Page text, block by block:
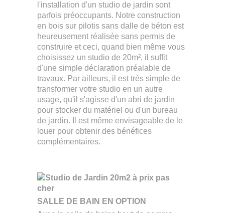
l'installation d'un studio de jardin sont
parfois préoccupants. Notre construction
en bois sur pilotis sans dalle de béton est
heureusement réalisée sans permis de
construire et ceci, quand bien même vous
choisissez un studio de 20m², il suffit
d'une simple déclaration préalable de
travaux. Par ailleurs, il est très simple de
transformer votre studio en un autre
usage, qu'il s'agisse d'un abri de jardin
pour stocker du matériel ou d'un bureau
de jardin. Il est même envisageable de le
louer pour obtenir des bénéfices
complémentaires.
SALLE DE BAIN EN OPTION